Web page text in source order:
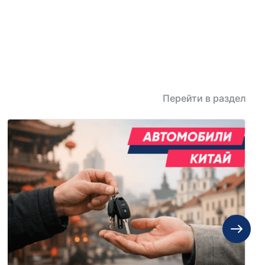
Перейти в раздел